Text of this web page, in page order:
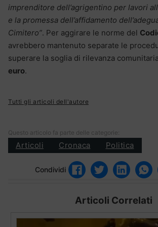
imprenditore dell’agrigentino per lavori
e la promessa dell’affidamento
Cimitero”. Per aggirare le norme del
avrebbero mantenuto separate le
superare la soglia di rilevanza
euro.
Tutti gli articoli dell'autore
Questo articolo fa parte delle categorie:
Articoli Cronaca Politica
Condividi
Articoli Correlati